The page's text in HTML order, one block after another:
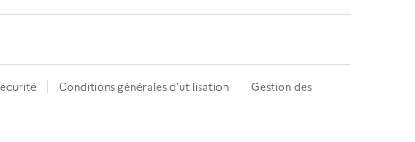
Conditions générales d'utilisation
Gestion des